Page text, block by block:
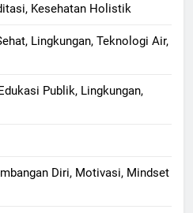
Kesehatan Holistik
Lingkungan, Teknologi Air,
Publik, Lingkungan,
Diri, Motivasi, Mindset